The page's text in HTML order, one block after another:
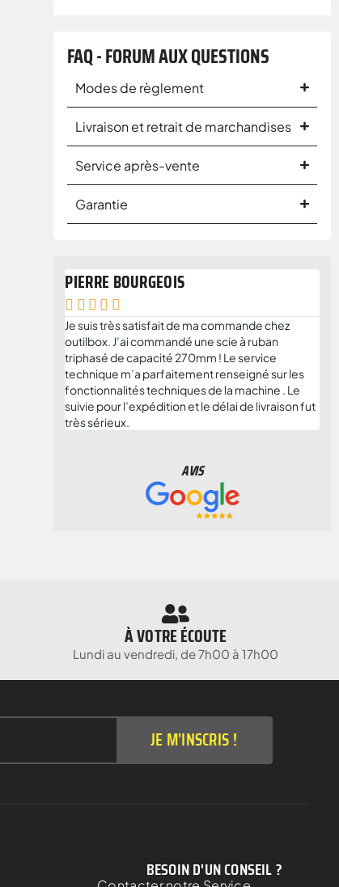
FAQ - FORUM AUX QUESTIONS
Modes de règlement
Livraison et retrait de marchandises
Service après-vente
Garantie
PIERRE BOURGEOIS
    
Je suis très satisfait de ma commande chez
outilbox. J’ai commandé une scie à ruban
triphasé de capacité 270mm ! Le service
technique m’a parfaitement renseigné sur les
fonctionnalités techniques de la machine . Le
suivie pour l’expédition et le délai de livraison fut
très sérieux.
AVIS
À VOTRE ÉCOUTE
Lundi au vendredi, de 7h00 à 17h00
JE M'INSCRIS !
BESOIN D'UN CONSEIL ?